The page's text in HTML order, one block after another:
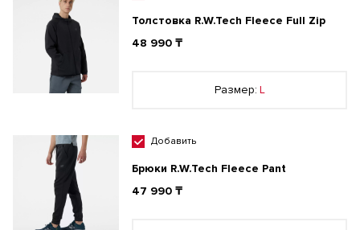
Толстовка R.W.Tech Fleece Full Zip
48 990 ₸
Размер: L
Добавить
Брюки R.W.Tech Fleece Pant
47 990 ₸